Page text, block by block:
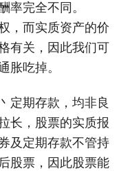
率完全不同。
，而实质资产的价
有关， 因此我们可
胀吃掉。
定期存款，均非良
长， 股票的实质报
及定期存款不管持
股票， 因此股票能